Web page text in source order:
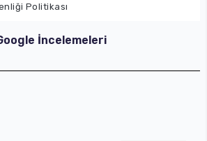
Politikası
İncelemeleri